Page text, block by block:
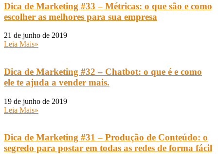
Dica de Marketing #33 – Métricas: o que são e como
escolher as melhores para sua empresa
21 de junho de 2019
Leia Mais»
Dica de Marketing #32 – Chatbot: o que é e como
ele te ajuda a vender mais.
19 de junho de 2019
Leia Mais»
Dica de Marketing #31 – Produção de Conteúdo: o
segredo para postar em todas as redes de forma fácil